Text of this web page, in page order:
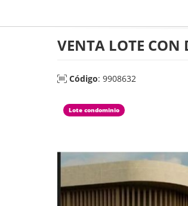
VENTA LOTE CON
Código: 9908632
Lote condominio